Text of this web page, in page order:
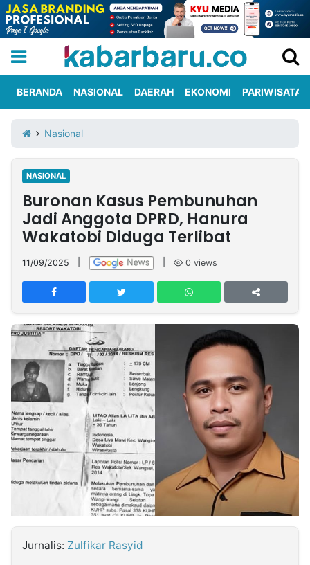
Iklan
Berita
Kami
Nasional
International
Olahraga
Entertainment
Daerah
Pariwisata
Kuliner
Kolom
Network
PT
TREETAN
INDONESIA
Partner
Insight
NTB
Suara
Time
Lens
IDN
Daily
Jogja
Jalan
Rakyat
Idealita
News
Kita
Notice
Dinamikapost.com
Radar
Baru
Seedbacklink
Follow
BERANDA NASIONAL DAERAH EKONOMI PARIWISATA
Nasional
NASIONAL
Buronan Kasus Pembunuhan
Jadi Anggota DPRD, Hanura
Wakatobi Diduga Terlibat
11/09/2025 0 views
Jurnalis: Zulfikar Rasyid